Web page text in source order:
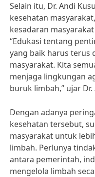
Selain itu, Dr. Andi
kesehatan
kesadaran
“Edukasi tentang
yang baik harus terus
masyarakat. Kita
menjaga lingkungan
buruk limbah,” ujar Dr.
Dengan adanya
kesehatan tersebut,
masyarakat untuk
limbah. Perlunya
antara pemerintah,
mengelola limbah